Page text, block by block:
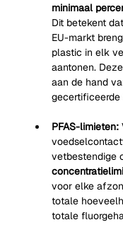
minimaal
Dit betekent
EU-markt
plastic in elk
aantonen.
aan de hand
gecertificeerde
PFAS-limieten:
vetbestendige
voor elke
totale
totale